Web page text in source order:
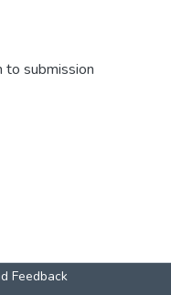
to submission
Feedback